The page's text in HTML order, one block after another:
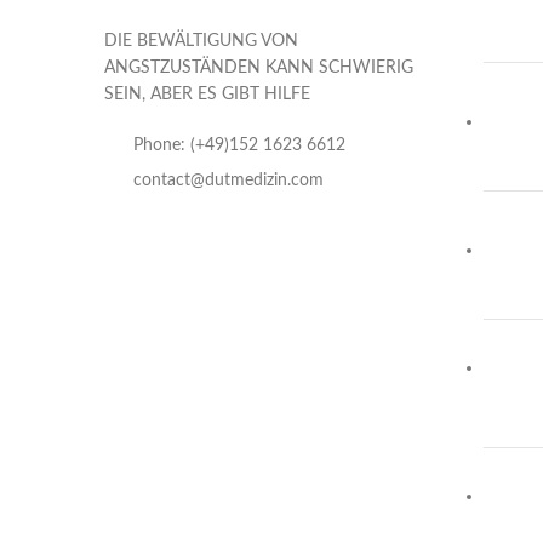
DIE BEWÄLTIGUNG VON
ANGSTZUSTÄNDEN KANN SCHWIERIG
SEIN, ABER ES GIBT HILFE
Phone: (+49)152 1623 6612
contact@dutmedizin.com